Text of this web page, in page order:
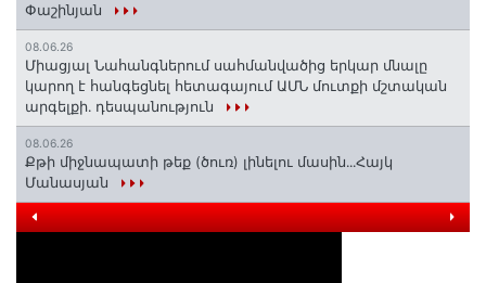
Փաշինյան
08.06.26
Միացյալ Նահանգներում սահմանվածից երկար մնալը
կարող է հանգեցնել հետագայում ԱՄՆ մուտքի մշտական
արգելքի․ դեսպանություն
08.06.26
Քթի միջնապատի թեք (ծուռ) լինելու մասին․․․Հայկ
Մանասյան